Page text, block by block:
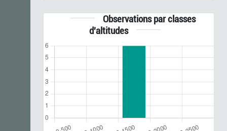
Observations par classes
d'altitudes